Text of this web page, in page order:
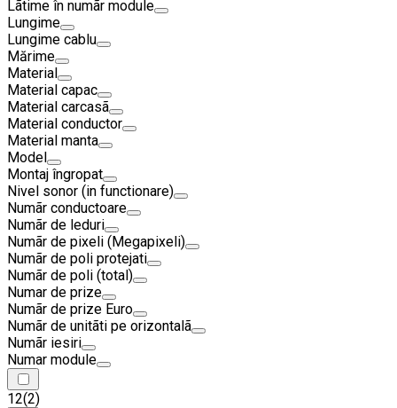
Lãtime în numãr module
Lungime
Lungime cablu
Mărime
Material
Material capac
Material carcasã
Material conductor
Material manta
Model
Montaj îngropat
Nivel sonor (in functionare)
Numãr conductoare
Numãr de leduri
Numãr de pixeli (Megapixeli)
Numãr de poli protejati
Numãr de poli (total)
Numar de prize
Numãr de prize Euro
Numãr de unitãti pe orizontalã
Numãr iesiri
Numar module
12(2)